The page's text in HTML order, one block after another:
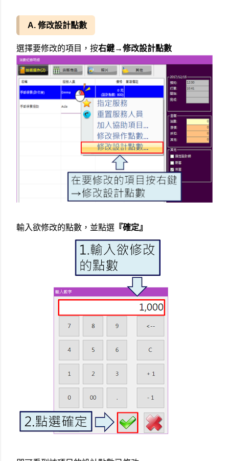
A. 修改設計點數
選擇要修改的項目，按右鍵→修改設計點數
輸入欲修改的點數，並點選 『確定』